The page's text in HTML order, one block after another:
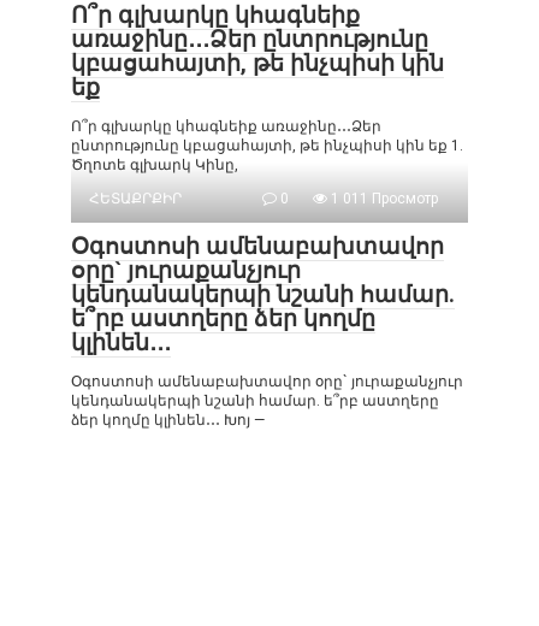
Ո՞ր գլխարկը կհագնեիք
առաջինը․․․Ձեր ընտրությունը
կբացահայտի, թե ինչպիսի կին
եք
Ո՞ր գլխարկը կհագնեիք առաջինը․․․Ձեր
ընտրությունը կբացահայտի, թե ինչպիսի կին եք 1.
Ծղոտե գլխարկ Կինը,
ՀԵՏԱՔՐՔԻՐ
0 1 011 Просмотр
Օգոստոսի ամենաբախտավոր
օրը` յուրաքանչյուր
կենդանակերպի նշանի համար.
ե՞րբ աստղերը ձեր կողմը
կլինեն․․․
Օգոստոսի ամենաբախտավոր օրը` յուրաքանչյուր
կենդանակերպի նշանի համար. ե՞րբ աստղերը
ձեր կողմը կլինեն․․․ Խոյ —